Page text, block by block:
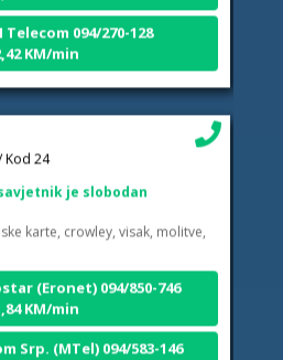
094/270-128
KM/min
karte, crowley, visak, molitve,
(Eronet) 094/850-746
KM/min
Srp. (MTel) 094/583-146
KM/min